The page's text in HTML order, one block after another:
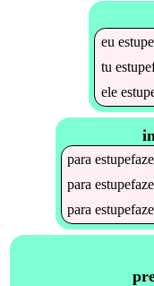
eu
tu
ele
para
para
para